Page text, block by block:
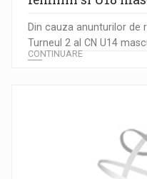
Din cauza anunturilor de
Turneul 2 al CN U14
CONTINUARE